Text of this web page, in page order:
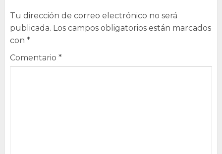
Tu dirección de correo electrónico no será
publicada. Los campos obligatorios están marcados
con *
Comentario *